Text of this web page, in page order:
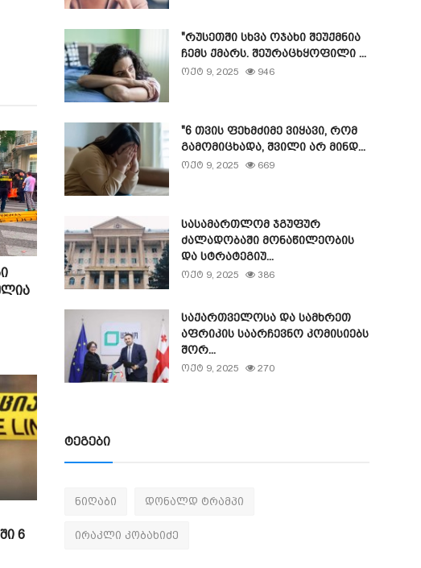
6
"რუსეთში სხვა ოჯახი შეუქმნია
ჩემს ქმარს. შეურაცხყოფილი ...
ოქტ 9, 2025 946
"6 თვის ფეხმძიმე ვიყავი, რომ
გამომიცხადა, შვილი არ მინდ...
ოქტ 9, 2025 669
სასამართლომ ჯგუფურ
ძალადობაში მონაწილეობის
და სტრატეგიუ...
ოქტ 9, 2025 386
საქართველოსა და სამხრეთ
აფრიკის საარჩევნო კომისიებს
შორ...
ოქტ 9, 2025 270
ტეგები
ნიღაბი დონალდ ტრამპი
ირაკლი კობახიძე